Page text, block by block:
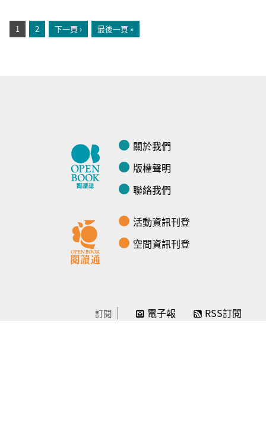
1 2 下一頁 › 最後一頁 »
關於我們
版權聲明
聯絡我們
活動資訊刊登
空間資訊刊登
訂閱 電子報 RSS訂閱